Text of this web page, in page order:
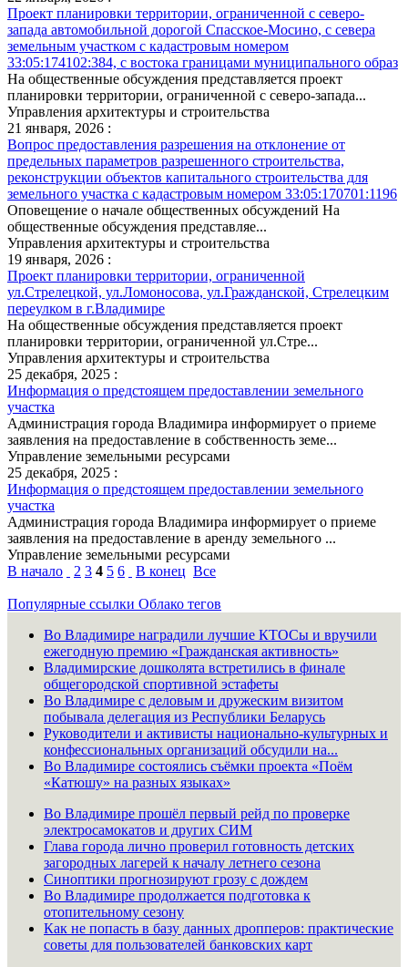
Проект планировки территории, ограниченной с северо-
запада автомобильной дорогой Спасское-Мосино, с севера
земельным участком с кадастровым номером
33:05:174102:384, с востока границами муниципального образ
На общественные обсуждения представляется проект
планировки территории, ограниченной с северо-запада...
Управления архитектуры и строительства
21 января, 2026 :
Вопрос предоставления разрешения на отклонение от
предельных параметров разрешенного строительства,
реконструкции объектов капитального строительства для
земельного участка с кадастровым номером 33:05:170701:1196
Оповещение о начале общественных обсуждений На
общественные обсуждения представляе...
Управления архитектуры и строительства
19 января, 2026 :
Проект планировки территории, ограниченной
ул.Стрелецкой, ул.Ломоносова, ул.Гражданской, Стрелецким
переулком в г.Владимире
На общественные обсуждения представляется проект
планировки территории, ограниченной ул.Стре...
Управления архитектуры и строительства
25 декабря, 2025 :
Информация о предстоящем предоставлении земельного
участка
Администрация города Владимира информирует о приеме
заявления на предоставление в собственность земе...
Управление земельными ресурсами
25 декабря, 2025 :
Информация о предстоящем предоставлении земельного
участка
Администрация города Владимира информирует о приеме
заявления на предоставление в аренду земельного ...
Управление земельными ресурсами
В начало
2 3 4 5 6 В конец Все
Популярные ссылки Облако тегов
Во Владимире наградили лучшие КТОСы и вручили
ежегодную премию «Гражданская активность»
Владимирские дошколята встретились в финале
общегородской спортивной эстафеты
Во Владимире с деловым и дружеским визитом
побывала делегация из Республики Беларусь
Руководители и активисты национально-культурных и
конфессиональных организаций обсудили на...
Во Владимире состоялись съёмки проекта «Поём
«Катюшу» на разных языках»
Во Владимире прошёл первый рейд по проверке
электросамокатов и других СИМ
Глава города лично проверил готовность детских
загородных лагерей к началу летнего сезона
Синоптики прогнозируют грозу с дождем
Во Владимире продолжается подготовка к
отопительному сезону
Как не попасть в базу данных дропперов: практические
советы для пользователей банковских карт